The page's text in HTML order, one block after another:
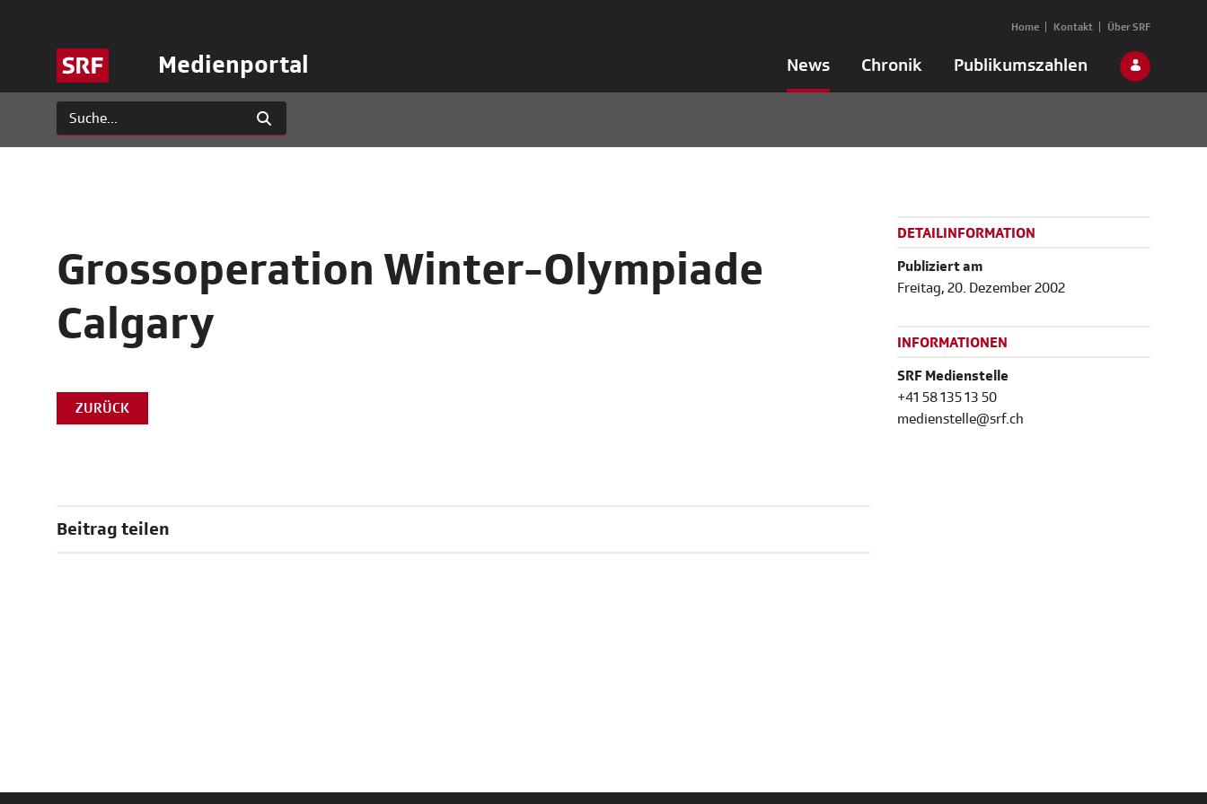
Medienportal News Chronik Publikumszahlen
Home Kontakt Über SRF
Grossoperation Winter-Olympiade
Calgary
ZURÜCK
Beitrag teilen
DETAILINFORMATION
Publiziert am
Freitag, 20. Dezember 2002
INFORMATIONEN
SRF Medienstelle
+41 58 135 13 50
medienstelle@srf.ch